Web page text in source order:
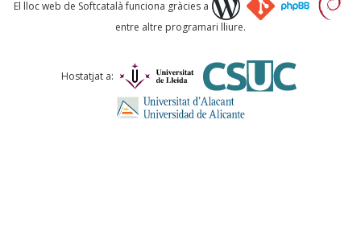
Comentari *
El lloc web de Softcatalà funciona gràcies a
entre altre programari lliure.
Hostatjat a: